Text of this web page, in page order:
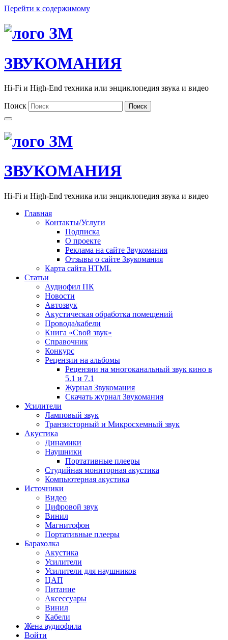
Перейти к содержимому
ЗВУКОМАНИЯ
Hi-Fi и High-End техника или энциклопедия звука и видео
Поиск Поиск
ЗВУКОМАНИЯ
Hi-Fi и High-End техника или энциклопедия звука и видео
Главная
Контакты/Услуги
Подписка
О проекте
Реклама на сайте Звукомания
Отзывы о сайте Звукомания
Карта сайта HTML
Статьи
Аудиофил ПК
Новости
Автозвук
Акустическая обработка помещений
Провода/кабели
Книга «Свой звук»
Справочник
Конкурс
Рецензии на альбомы
Рецензии на многоканальный звук кино в
5.1 и 7.1
Журнал Звукомания
Скачать журнал Звукомания
Усилители
Ламповый звук
Транзисторный и Микросхемный звук
Акустика
Динамики
Наушники
Портативные плееры
Студийная мониторная акустика
Компьютерная акустика
Источники
Видео
Цифровой звук
Винил
Магнитофон
Портативные плееры
Барахолка
Акустика
Усилители
Усилители для наушников
ЦАП
Питание
Аксессуары
Винил
Кабели
Жена аудиофила
Войти